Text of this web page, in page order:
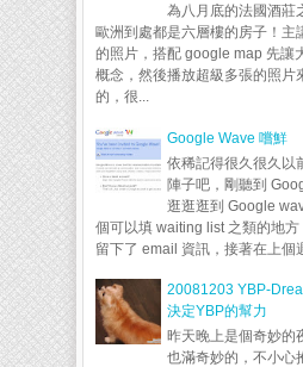
為八月底的法國酒莊
歐洲到處都是六層樓的房子！主
的照片，搭配 google map 先讓
概念，然後播放超級多張的照片
的，很...
Google Wave 嚐鮮
依稀記得很久很久以
陣子吧，剛聽到
逛逛逛到 Google
個可以填 waiting list 之類的地
留下了 email 資訊，接著在上個
20081203 YBP-
決定YBP的幫力
昨天晚上是個奇妙的
也滿奇妙的，不小心